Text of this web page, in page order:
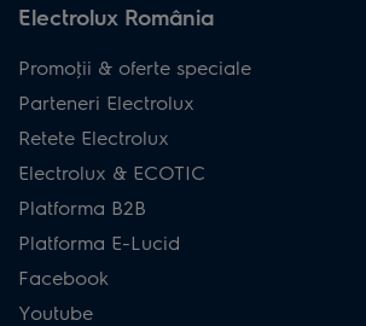
Electrolux România
Promoţii & oferte speciale
Parteneri Electrolux
Retete Electrolux
Electrolux & ECOTIC
Platforma B2B
Platforma E-Lucid
Facebook
Youtube